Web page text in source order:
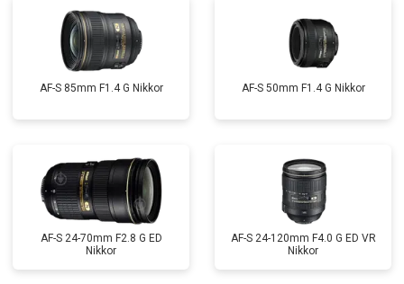
AF-S 85mm F1.4 G Nikkor AF-S 50mm F1.4 G Nikkor
AF-S 24-70mm F2.8 G ED
Nikkor
AF-S 24-120mm F4.0 G ED VR
Nikkor